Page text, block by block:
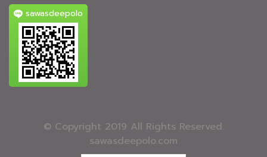
sawasdeepolo
© Copyright 2019 All Rights Reserved.
sawasdeepolo.com